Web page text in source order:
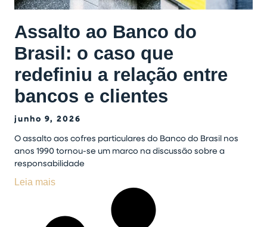
Assalto ao Banco do
Brasil: o caso que
redefiniu a relação entre
bancos e clientes
junho 9, 2026
O assalto aos cofres particulares do Banco do Brasil nos
anos 1990 tornou-se um marco na discussão sobre a
responsabilidade
Leia mais